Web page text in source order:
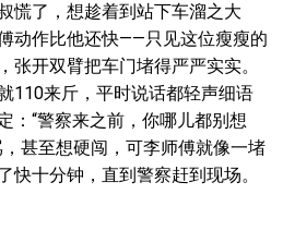
慌了，想趁着到站下车溜之大
动作比他还快——只见这位瘦瘦的
张开双臂把车门堵得严严实实。
110来斤，平时说话都轻声细语
：“警察来之前，你哪儿都别想
甚至想硬闯，可李师傅就像一堵
快十分钟，直到警察赶到现场。